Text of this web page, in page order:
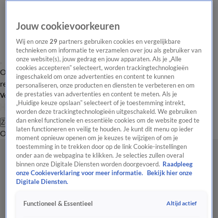
Overzicht Laatste nieuws Regionieuws Het beste van Hart
Tip de
redactie
Volg Hart van Nederland
Zoeken
OverzichtRegioUitzendingenWeerTip de redactiePanelVideo's
Jouw cookievoorkeuren
Wij en onze29 partners gebruiken cookies en vergelijkbare
technieken om informatie te verzamelen over jou als gebruiker van
onze website(s), jouw gedrag en jouw apparaten. Als je „Alle
cookies accepteren” selecteert, worden trackingtechnologieën
ingeschakeld om onze advertenties en content te kunnen
personaliseren, onze producten en diensten te verbeteren en om
de prestaties van advertenties en content te meten. Als je
„Huidige keuze opslaan” selecteert of je toestemming intrekt,
worden deze trackingtechnologieën uitgeschakeld. We gebruiken
dan enkel functionele en essentiële cookies om de website goed te
laten functioneren en veilig te houden. Je kunt dit menu op ieder
moment opnieuw openen om je keuzes te wijzigen of om je
toestemming in te trekken door op de link Cookie-instellingen
onder aan de webpagina te klikken. Je selecties zullen overal
binnen onze Digitale Diensten worden doorgevoerd. Raadpleeg
onze Cookieverklaring voor meer informatie.
Bekijk hier onze
Digitale Diensten.
Functioneel & Essentieel Altijd actief